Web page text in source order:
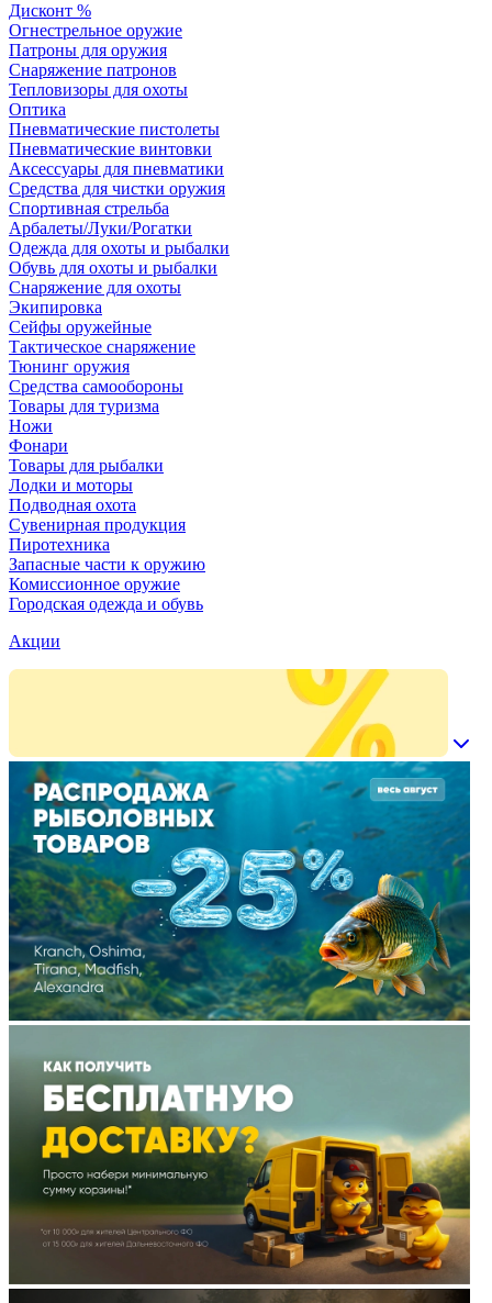
Дисконт %
Огнестрельное оружие
Патроны для оружия
Снаряжение патронов
Тепловизоры для охоты
Оптика
Пневматические пистолеты
Пневматические винтовки
Аксессуары для пневматики
Средства для чистки оружия
Спортивная стрельба
Арбалеты/Луки/Рогатки
Одежда для охоты и рыбалки
Обувь для охоты и рыбалки
Снаряжение для охоты
Экипировка
Сейфы оружейные
Тактическое снаряжение
Тюнинг оружия
Средства самообороны
Товары для туризма
Ножи
Фонари
Товары для рыбалки
Лодки и моторы
Подводная охота
Сувенирная продукция
Пиротехника
Запасные части к оружию
Комиссионное оружие
Городская одежда и обувь
Акции